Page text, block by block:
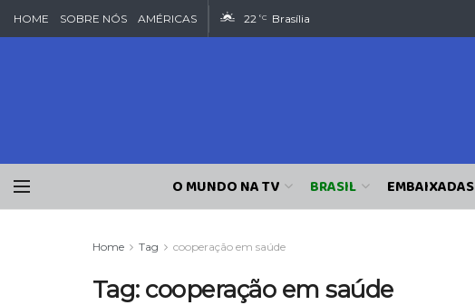
HOME SOBRE NÓS AMÉRICAS 22 °C Brasília
O MUNDO NA TV BRASIL EMBAIXADAS
Home Tag cooperação em saúde
Tag: cooperação em saúde